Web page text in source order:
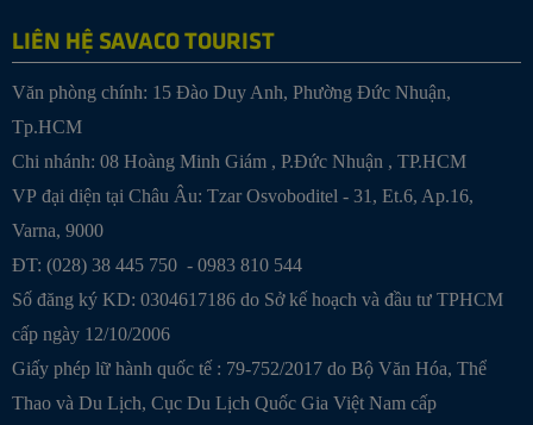
LIÊN HỆ SAVACO TOURIST
Văn phòng chính: 15 Đào Duy Anh, Phường Đức Nhuận,
Tp.HCM
Chi nhánh: 08 Hoàng Minh Giám , P.Đức Nhuận , TP.HCM
VP đại diện tại Châu Âu: Tzar Osvoboditel - 31, Et.6, Ap.16,
Varna, 9000
ĐT: (028) 38 445 750 - 0983 810 544
Số đăng ký KD: 0304617186 do Sở kế hoạch và đầu tư TPHCM
cấp ngày 12/10/2006
Giấy phép lữ hành quốc tế : 79-752/2017 do Bộ Văn Hóa, Thể
Thao và Du Lịch, Cục Du Lịch Quốc Gia Việt Nam cấp